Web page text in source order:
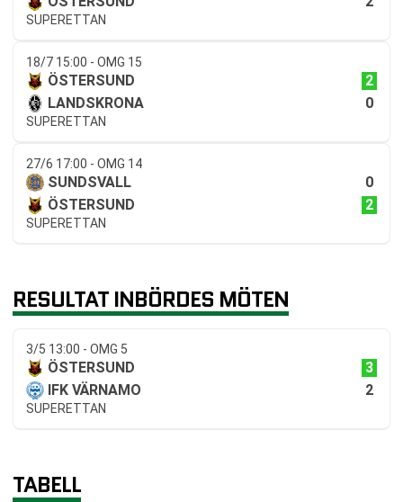
SUPERETTAN
18/7 15:00 - OMG 15
ÖSTERSUND
2
LANDSKRONA
0
SUPERETTAN
27/6 17:00 - OMG 14
SUNDSVALL
0
ÖSTERSUND
2
SUPERETTAN
RESULTAT INBÖRDES MÖTEN
3/5 13:00 - OMG 5
ÖSTERSUND
3
IFK VÄRNAMO
2
SUPERETTAN
TABELL